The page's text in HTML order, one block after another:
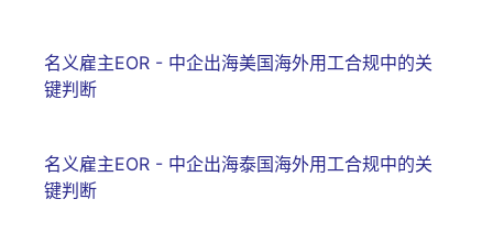
名义雇主EOR - 中企出海美国海外用工合规中的关
键判断
名义雇主EOR - 中企出海泰国海外用工合规中的关
键判断